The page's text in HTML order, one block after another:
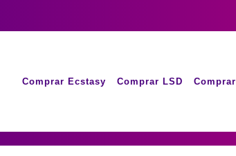
Comprar Ecstasy Comprar LSD